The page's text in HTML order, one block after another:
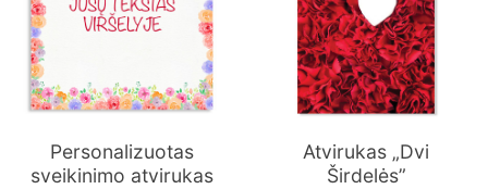
Personalizuotas
sveikinimo atvirukas
Atvirukas „Dvi
Širdelės”